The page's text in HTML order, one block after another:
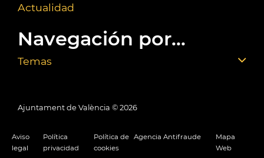
Actualidad
Navegación por...
Temas
Ajuntament de València © 2026
Aviso
legal
Política
privacidad
Política de
cookies
Agencia Antifraude
Mapa
Web